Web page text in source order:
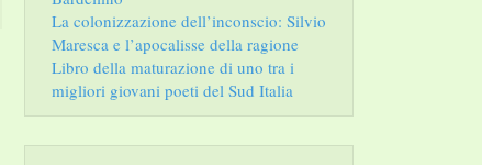
La colonizzazione dell’inconscio: Silvio
Maresca e l’apocalisse della ragione
Libro della maturazione di uno tra i
migliori giovani poeti del Sud Italia